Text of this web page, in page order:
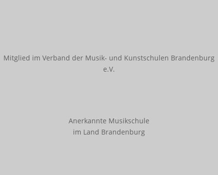
Bestehende Kooperationen
Mitglied im Verband der Musik- und Kunstschulen Brandenburg
e.V.
Anerkannte Musikschule
im Land Brandenburg